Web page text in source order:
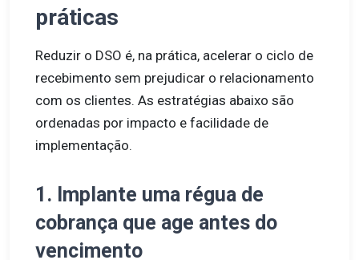
práticas
Reduzir o DSO é, na prática, acelerar o ciclo de
recebimento sem prejudicar o relacionamento
com os clientes. As estratégias abaixo são
ordenadas por impacto e facilidade de
implementação.
1. Implante uma régua de
cobrança que age antes do
vencimento